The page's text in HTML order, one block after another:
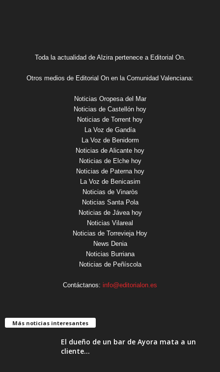
Toda la actualidad de Alzira pertenece a Editorial On.
Otros medios de Editorial On en la Comunidad Valenciana:
Noticias Oropesa del Mar
Noticias de Castellón hoy
Noticias de Torrent hoy
La Voz de Gandía
La Voz de Benidorm
Noticias de Alicante hoy
Noticias de Elche hoy
Noticias de Paterna hoy
La Voz de Benicasim
Noticias de Vinaròs
Noticias Santa Pola
Noticias de Jávea hoy
Noticias Vilareal
Noticias de Torrevieja Hoy
News Denia
Noticias Burriana
Noticias de Peñíscola
Contáctanos: info@editorialon.es
Más noticias interesantes
El dueño de un bar de Ayora mata a un
cliente...